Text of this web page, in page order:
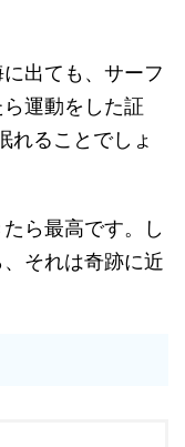
出ても、サーフ
運動をした証
れることでしょ
ら最高です。し
それは奇跡に近